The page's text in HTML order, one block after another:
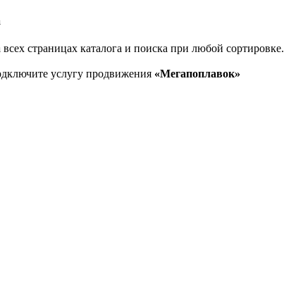
страницах каталога и поиска при любой сортировке.
услугу продвижения «Мегапоплавок»